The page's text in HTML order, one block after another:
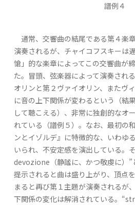
譜例４
通常、交響曲の結尾である第４楽
演奏されるが、チャイコフスキーは
愴」的な楽章によってこの交響曲が
た。冒頭、弦楽器によって演奏され
オリンと第２ヴァイオリン、またヴ
に音の上下関係が変わるという（結
して聴こえる）、非常に独創的なオ
れている（譜例５）。なお、最初の
ンとイゾルデ』に特徴的な、いわゆ
いられ、不安定感を演出している。
devozione（静謐に、かつ敬虔に）”
提示されると曲は盛り上がり、頂点
まると再び第１主題が演奏されるが
下関係の変化は解消されている。